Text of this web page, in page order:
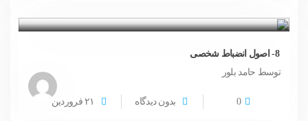
8- اصول انضباط شخصی
توسط حامد بلور
0 بدون دیدگاه ۲۱فروردین